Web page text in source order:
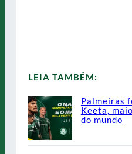
LEIA TAMBÉM:
Palmeiras
Keeta,
do mundo